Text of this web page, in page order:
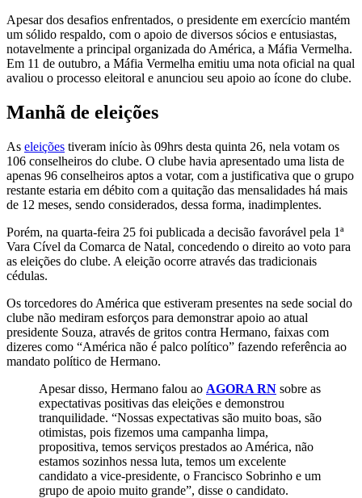
Apesar dos desafios enfrentados, o presidente em exercício mantém
um sólido respaldo, com o apoio de diversos sócios e entusiastas,
notavelmente a principal organizada do América, a Máfia Vermelha.
Em 11 de outubro, a Máfia Vermelha emitiu uma nota oficial na qual
avaliou o processo eleitoral e anunciou seu apoio ao ícone do clube.
Manhã de eleições
As eleições tiveram início às 09hrs desta quinta 26, nela votam os
106 conselheiros do clube. O clube havia apresentado uma lista de
apenas 96 conselheiros aptos a votar, com a justificativa que o grupo
restante estaria em débito com a quitação das mensalidades há mais
de 12 meses, sendo considerados, dessa forma, inadimplentes.
Porém, na quarta-feira 25 foi publicada a decisão favorável pela 1ª
Vara Cível da Comarca de Natal, concedendo o direito ao voto para
as eleições do clube. A eleição ocorre através das tradicionais
cédulas.
Os torcedores do América que estiveram presentes na sede social do
clube não mediram esforços para demonstrar apoio ao atual
presidente Souza, através de gritos contra Hermano, faixas com
dizeres como “América não é palco político” fazendo referência ao
mandato político de Hermano.
Apesar disso, Hermano falou ao AGORA RN sobre as
expectativas positivas das eleições e demonstrou
tranquilidade. “Nossas expectativas são muito boas, são
otimistas, pois fizemos uma campanha limpa,
propositiva, temos serviços prestados ao América, não
estamos sozinhos nessa luta, temos um excelente
candidato a vice-presidente, o Francisco Sobrinho e um
grupo de apoio muito grande”, disse o candidato.